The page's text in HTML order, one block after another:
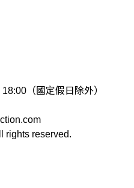
（國定假日除外）
rights reserved.